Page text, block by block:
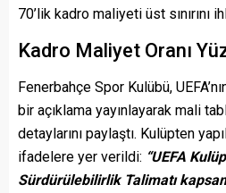
70’lik kadro maliyeti üst sınırını
Kadro Maliyet Oranı
Fenerbahçe Spor Kulübü,
bir açıklama yayınlayarak mali
detaylarını paylaştı. Kulüpten
ifadelere yer verildi: “UEFA
Sürdürülebilirlik Talimatı